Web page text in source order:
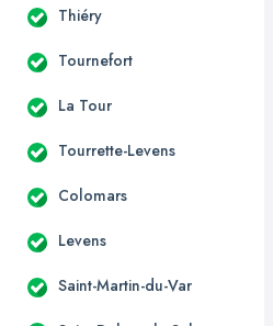
Thiéry
Tournefort
La Tour
Tourrette-Levens
Colomars
Levens
Saint-Martin-du-Var